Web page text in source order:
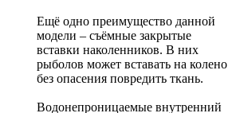
Ещё одно преимущество данной
модели – съёмные закрытые
вставки наколенников. В них
рыболов может вставать на колено
без опасения повредить ткань.
Водонепроницаемые внутренний